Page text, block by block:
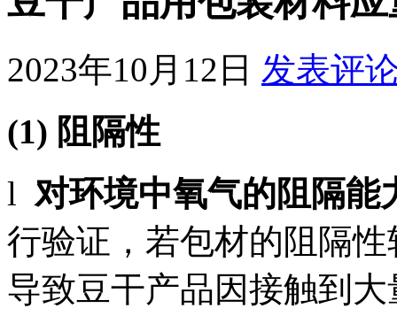
2023年10月12日 发表评
(1) 阻隔性
l 对环境中氧气的阻隔能
行验证，若包材的阻隔
导致豆干产品因接触到